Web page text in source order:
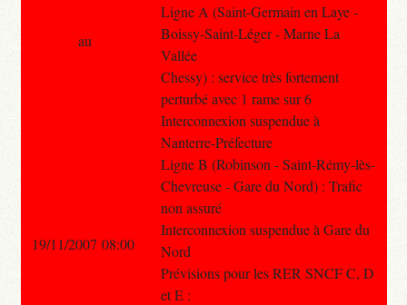
Ligne A (Saint-Germain en Laye -
Boissy-Saint-Léger - Marne La
Vallée
Chessy) : service très fortement
perturbé avec 1 rame sur 6
Interconnexion suspendue à
Nanterre-Préfecture
Ligne B (Robinson - Saint-Rémy-lès-
Chevreuse - Gare du Nord) : Trafic
non assuré
Interconnexion suspendue à Gare du
Nord
Prévisions pour les RER SNCF C, D
et E :
au
19/11/2007 08:00